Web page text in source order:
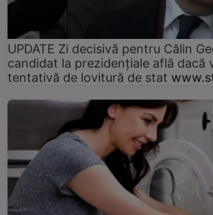
UPDATE Zi decisivă pentru Călin
candidat la prezidențiale află dacă
tentativă de lovitură de stat